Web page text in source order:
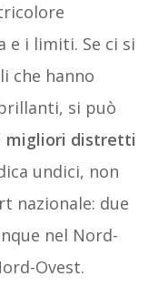
e i limiti. Se ci si
che hanno
si può
migliori distretti
undici, non
nazionale: due
nel Nord-
Ovest.